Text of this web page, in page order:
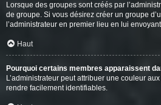
Lorsque des groupes sont créés par
de groupe. Si vous désirez créer un groupe
l’administrateur en premier lieu en lui
Haut
Pourquoi certains membres apparaissent
L’administrateur peut attribuer une couleur
rendre facilement identifiables.